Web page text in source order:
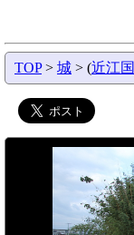
TOP> 城 > (近江国